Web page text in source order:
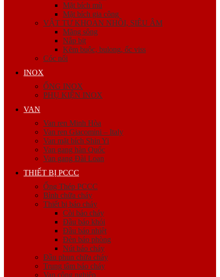
Mặt bích mù
Mặt bích gia công
VẬT TƯ KHOAN NHỒI, SIÊU ÂM
Măng sông
Nắp bịt
Kẽm buộc, bulong, ốc viss
Cóc nối
INOX
ỐNG INOX
PHỤ KIỆN INOX
VAN
Van ren Minh Hòa
Van ren Giacomini – Italy
Van mặt bích Shin Yi
Van gang hàn Quốc
Van gang Đài Loan
THIẾT BỊ PCCC
Ống Thép PCCC
Bình chữa cháy
Thiết bị báo cháy
Còi báo cháy
Đầu báo khói
Đầu báo nhiệt
Đèn báo phòng
Nút báo cháy
Đầu phun chữa cháy
Trung tâm báo cháy
Van công nghiệp